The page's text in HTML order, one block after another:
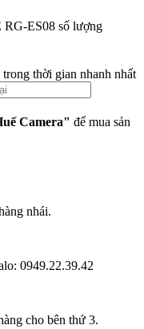
ES08 số lượng
thời gian nhanh nhất
Camera" để mua sản
nhái.
0949.22.39.42
cho bên thứ 3.